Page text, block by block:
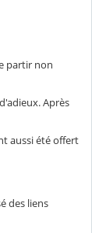
partir non
Après
aussi été offert
des liens